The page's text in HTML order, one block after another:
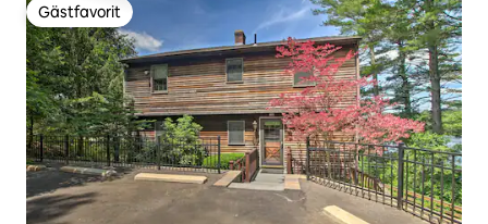
Gästfavorit
Gästfavorit